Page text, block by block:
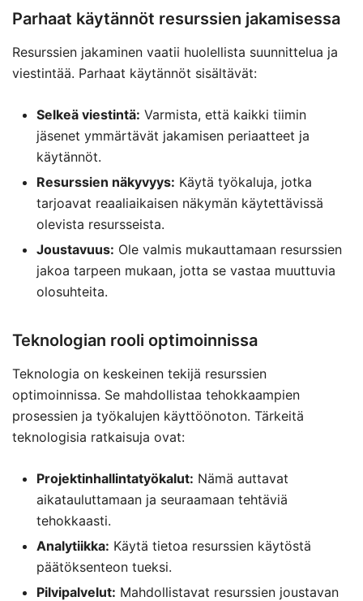
Parhaat käytännöt resurssien jakamisessa
Resurssien jakaminen vaatii huolellista suunnittelua ja
viestintää. Parhaat käytännöt sisältävät:
Selkeä viestintä: Varmista, että kaikki tiimin
jäsenet ymmärtävät jakamisen periaatteet ja
käytännöt.
Resurssien näkyvyys: Käytä työkaluja, jotka
tarjoavat reaaliaikaisen näkymän käytettävissä
olevista resursseista.
Joustavuus: Ole valmis mukauttamaan resurssien
jakoa tarpeen mukaan, jotta se vastaa muuttuvia
olosuhteita.
Teknologian rooli optimoinnissa
Teknologia on keskeinen tekijä resurssien
optimoinnissa. Se mahdollistaa tehokkaampien
prosessien ja työkalujen käyttöönoton. Tärkeitä
teknologisia ratkaisuja ovat:
Projektinhallintatyökalut: Nämä auttavat
aikatauluttamaan ja seuraamaan tehtäviä
tehokkaasti.
Analytiikka: Käytä tietoa resurssien käytöstä
päätöksenteon tueksi.
Pilvipalvelut: Mahdollistavat resurssien joustavan